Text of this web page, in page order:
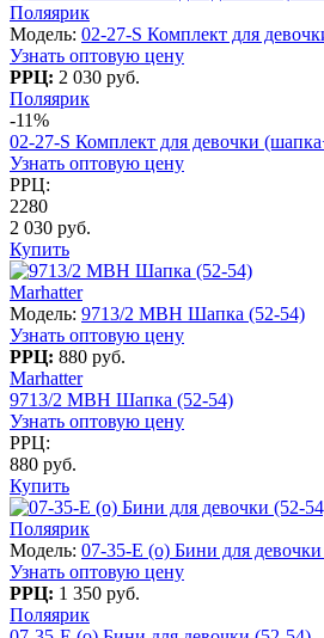
Поляярик
Модель: 02-27-S Комплект для
Узнать оптовую цену
РРЦ: 2 030 руб.
Поляярик
-11%
02-27-S Комплект для девочки
Узнать оптовую цену
РРЦ:
2280
2 030 руб.
Купить
Marhatter
Модель: 9713/2 MBH Шапка (52-54)
Узнать оптовую цену
РРЦ: 880 руб.
Marhatter
9713/2 MBH Шапка (52-54)
Узнать оптовую цену
РРЦ:
880 руб.
Купить
Поляярик
Модель: 07-35-E (о) Бини для
Узнать оптовую цену
РРЦ: 1 350 руб.
Поляярик